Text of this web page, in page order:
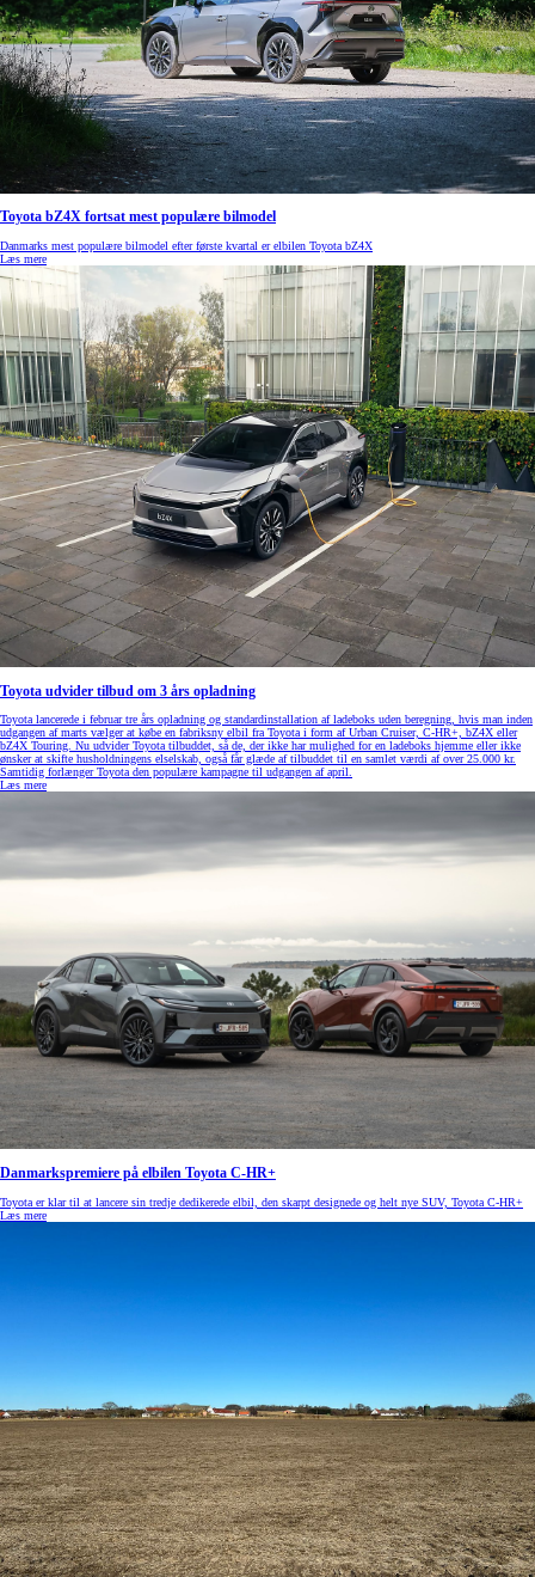
Toyota bZ4X fortsat mest populære bilmodel
Danmarks mest populære bilmodel efter første kvartal er elbilen Toyota bZ4X
Læs mere
Toyota udvider tilbud om 3 års opladning
Toyota lancerede i februar tre års opladning og standardinstallation af ladeboks uden beregning, hvis man inden
udgangen af marts vælger at købe en fabriksny elbil fra Toyota i form af Urban Cruiser, C-HR+, bZ4X eller
bZ4X Touring. Nu udvider Toyota tilbuddet, så de, der ikke har mulighed for en ladeboks hjemme eller ikke
ønsker at skifte husholdningens elselskab, også får glæde af tilbuddet til en samlet værdi af over 25.000 kr.
Samtidig forlænger Toyota den populære kampagne til udgangen af april.
Læs mere
Danmarkspremiere på elbilen Toyota C-HR+
Toyota er klar til at lancere sin tredje dedikerede elbil, den skarpt designede og helt nye SUV, Toyota C-HR+
Læs mere